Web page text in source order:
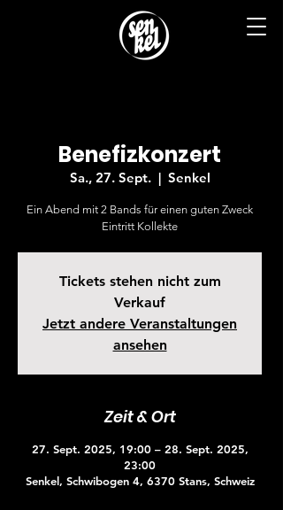
Benefizkonzert
Sa., 27. Sept.
  |
Senkel
Ein Abend mit 2 Bands für einen guten Zweck
Eintritt Kollekte
Tickets stehen nicht zum
Verkauf
Jetzt andere Veranstaltungen
ansehen
Zeit & Ort
27. Sept. 2025, 19:00 – 28. Sept. 2025,
23:00
Senkel, Schwibogen 4, 6370 Stans, Schweiz